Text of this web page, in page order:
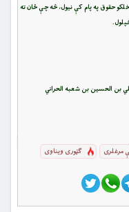
حقوق په پام کې نیول، څه چې ځان ته
بن الحسین بن شعبه الحراني
مرغلری ګټوری ویناوی